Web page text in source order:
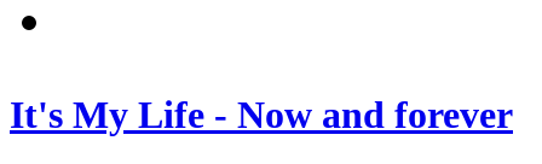
It's My Life - Now and forever